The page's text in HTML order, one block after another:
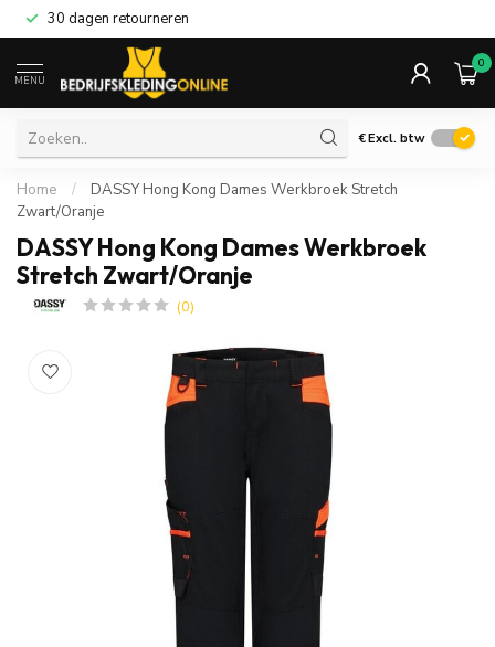
30 dagen retourneren
MENU
0
€Excl. btw
Home /
DASSY Hong Kong Dames Werkbroek Stretch
Zwart/Oranje
DASSY Hong Kong Dames Werkbroek
Stretch Zwart/Oranje
(0)